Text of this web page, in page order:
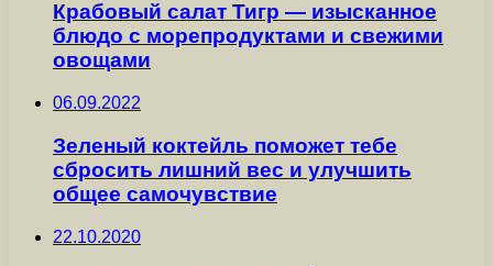
Крабовый салат Тигр — изысканное
блюдо с морепродуктами и свежими
овощами
06.09.2022
Зеленый коктейль поможет тебе
сбросить лишний вес и улучшить
общее самочувствие
22.10.2020